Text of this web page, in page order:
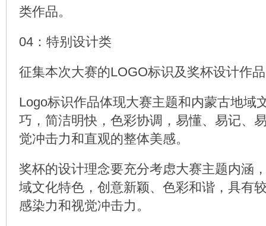
类作品。
04：特别设计类
征集本次大赛的LOGO标识及奖杯设计作
Logo标识作品体现大赛主题和内蒙古地域
巧，简洁明快，色彩协调，易懂、易记、
觉冲击力和直观的整体美感。
奖杯的设计理念要充分考虑大赛主题内涵
域文化特色，创意新颖、色彩和谐，具有
感染力和视觉冲击力。